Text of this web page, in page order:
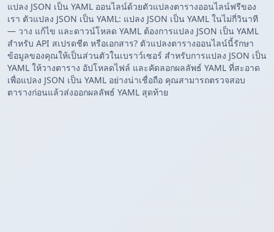
แปลง JSON เป็น YAML ออนไลน์ด้วยตัวแปลงตารางออนไลน์ฟรีของ
เรา ตัวแปลง JSON เป็น YAML: แปลง JSON เป็น YAML ในไม่กี่วินาที
— วาง แก้ไข และดาวน์โหลด YAML ต้องการแปลง JSON เป็น YAML
สำหรับ API สเปรดชีต หรือเอกสาร? ตัวแปลงตารางออนไลน์นี้รักษา
ข้อมูลของคุณให้เป็นส่วนตัวในเบราว์เซอร์ สำหรับการแปลง JSON เป็น
YAML ให้วางตาราง อัปโหลดไฟล์ และคัดลอกผลลัพธ์ YAML ที่สะอาด
เพื่อแปลง JSON เป็น YAML อย่างน่าเชื่อถือ คุณสามารถตรวจสอบ
ตารางก่อนแล้วส่งออกผลลัพธ์ YAML สุดท้าย